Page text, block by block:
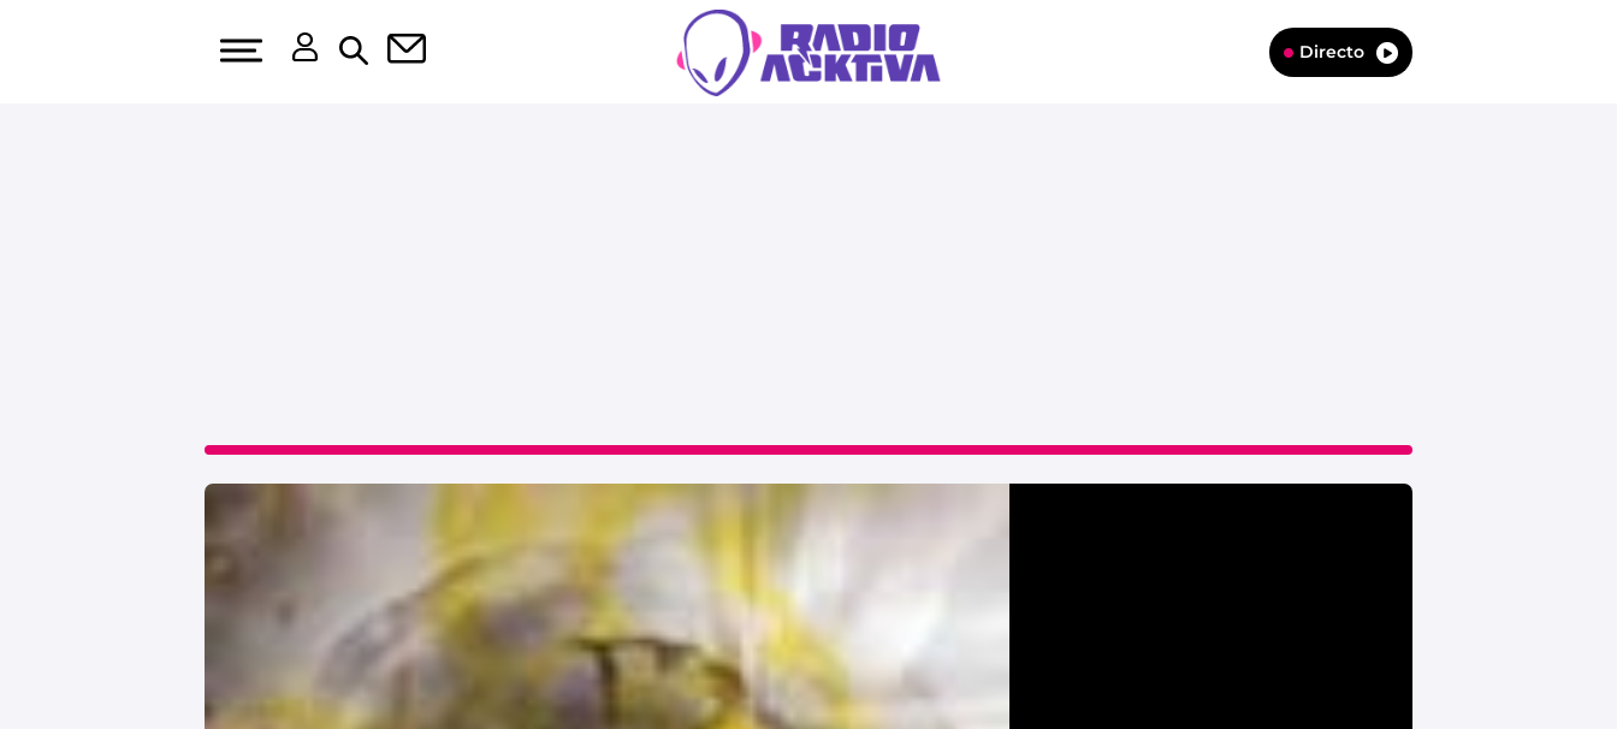
Directo